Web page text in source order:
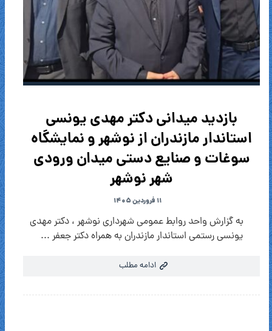
بازدید میدانی دکتر مهدی یونسی
استاندار مازندران از نوشهر و نمایشگاه
سوغات و صنایع دستی میدان ورودی
شهر نوشهر
۱۱ فروردین ۱۴۰۵
به گزارش واحد روابط عمومی شهرداری نوشهر ، دکتر مهدی
یونسی رستمی استاندار مازندران به همراه دکتر جعفر ...
ادامه مطلب